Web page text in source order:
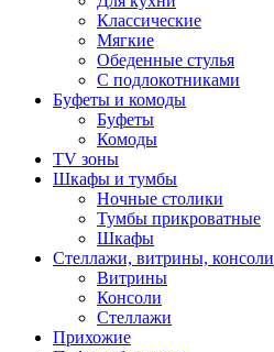
Классические
Мягкие
Обеденные стулья
С подлокотниками
Буфеты и комоды
Буфеты
Комоды
TV зоны
Шкафы и тумбы
Ночные столики
Тумбы прикроватные
Шкафы
Стеллажи, витрины, консоли
Витрины
Консоли
Стеллажи
Прихожие